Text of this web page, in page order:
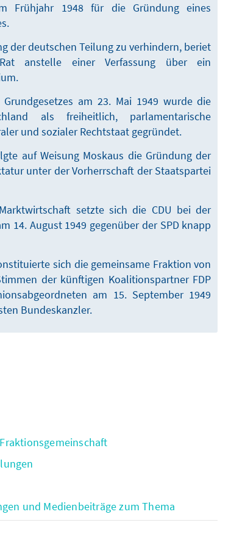
Frühjahr 1948 für die Gründung eines
der deutschen Teilung zu verhindern, beriet
anstelle einer Verfassung über ein
am 23. Mai 1949 wurde die
als freiheitlich, parlamentarische
und sozialer Rechtstaat gegründet.
auf Weisung Moskaus die Gründung der
unter der Vorherrschaft der Staatspartei
setzte sich die CDU bei der
14. August 1949 gegenüber der SPD knapp
sich die gemeinsame Fraktion von
der künftigen Koalitionspartner FDP
am 15. September 1949
Bundeskanzler.
und Medienbeiträge zum Thema